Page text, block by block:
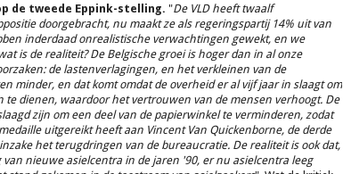
de tweede Eppink-stelling. "De VLD heeft twaalf
doorgebracht, nu maakt ze als regeringspartij 14% uit van
inderdaad onrealistische verwachtingen gewekt, en we
is de realiteit? De Belgische groei is hoger dan in al onze
de lastenverlagingen, en het verkleinen van de
minder, en dat komt omdat de overheid er al vijf jaar in slaagt om
te dienen, waardoor het vertrouwen van de mensen verhoogt. De
zijn om een deel van de papierwinkel te verminderen, zodat
uitgereikt heeft aan Vincent Van Quickenborne, de derde
het terugdringen van de bureaucratie. De realiteit is ook dat,
nieuwe asielcentra in de jaren '90, er nu asielcentra leeg